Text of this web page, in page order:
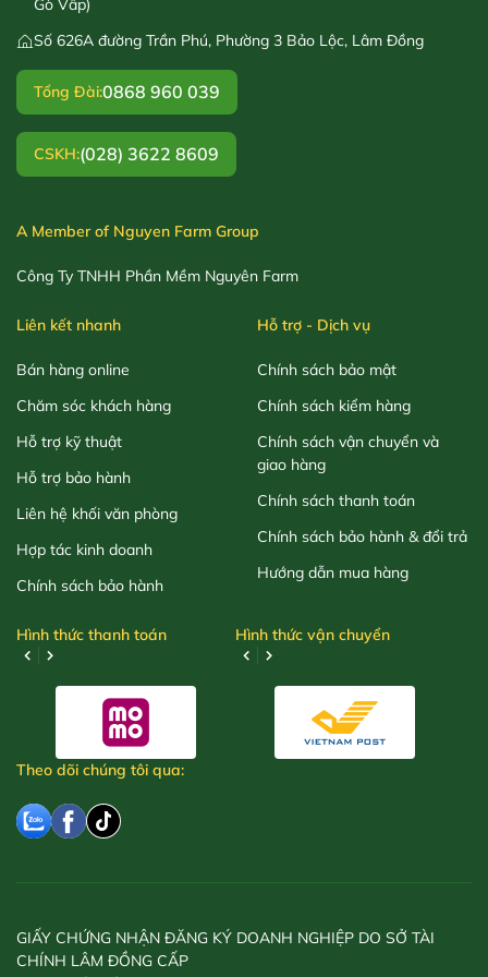
Gò Vấp)
Số 626A đường Trần Phú, Phường 3 Bảo Lộc, Lâm Đồng
Tổng Đài:0868 960 039
CSKH:(028) 3622 8609
A Member of Nguyen Farm Group
Công Ty TNHH Phần Mềm Nguyên Farm
Liên kết nhanh
Bán hàng online
Chăm sóc khách hàng
Hỗ trợ kỹ thuật
Hỗ trợ bảo hành
Liên hệ khối văn phòng
Hợp tác kinh doanh
Chính sách bảo hành
Hỗ trợ - Dịch vụ
Chính sách bảo mật
Chính sách kiểm hàng
Chính sách vận chuyển và
giao hàng
Chính sách thanh toán
Chính sách bảo hành & đổi trả
Hướng dẫn mua hàng
Hình thức thanh toán Hình thức vận chuyển
Theo dõi chúng tôi qua:
GIẤY CHỨNG NHẬN ĐĂNG KÝ DOANH NGHIỆP DO SỞ TÀI
CHÍNH LÂM ĐỒNG CẤP